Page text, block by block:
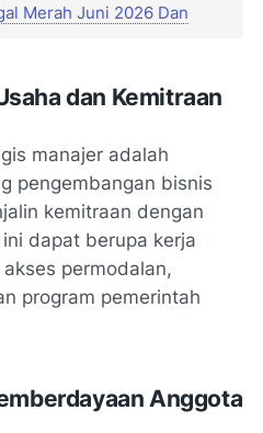
Merah Juni 2026 Dan
dan Kemitraan
manajer adalah
pengembangan bisnis
kemitraan dengan
dapat berupa kerja
permodalan,
program pemerintah
Anggota